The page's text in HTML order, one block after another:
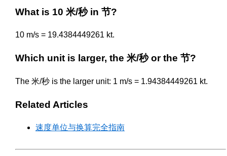
What is 10 米/秒 in 节?
10 m/s = 19.4384449261 kt.
Which unit is larger, the 米/秒 or the 节?
The 米/秒 is the larger unit: 1 m/s = 1.94384449261 kt.
Related Articles
速度单位与换算完全指南